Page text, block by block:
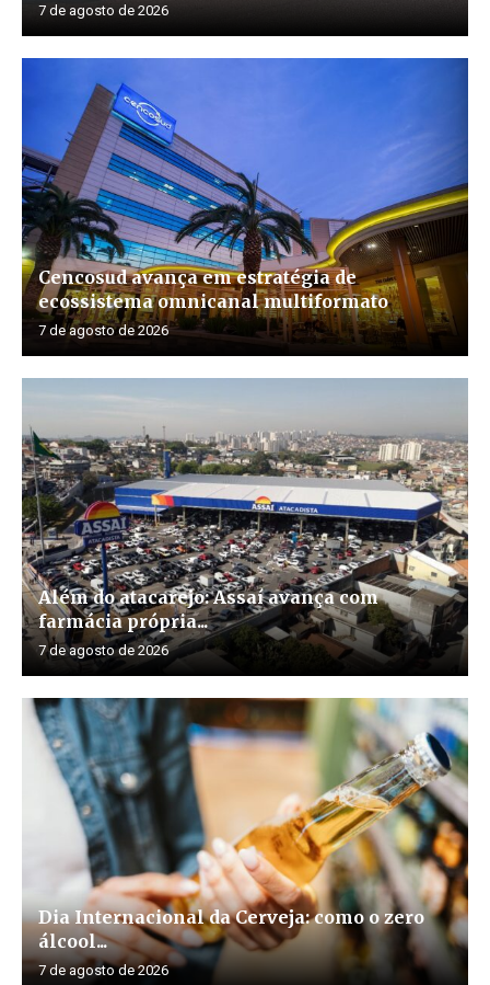
7 de agosto de 2026
Cencosud avança em estratégia de
ecossistema omnicanal multiformato
7 de agosto de 2026
Além do atacarejo: Assaí avança com
farmácia própria...
7 de agosto de 2026
Dia Internacional da Cerveja: como o zero
álcool...
7 de agosto de 2026